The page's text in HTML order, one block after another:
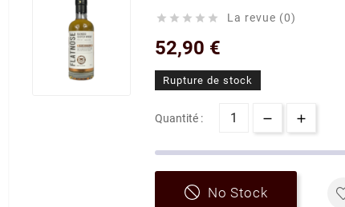
     La revue (0)
52,90 €
Rupture de stock
Quantité :
No Stock